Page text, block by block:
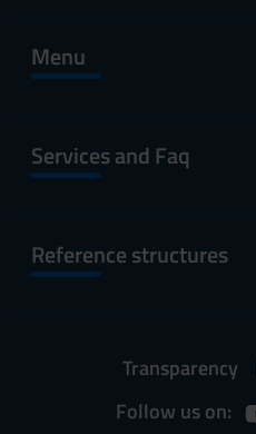
Menu
Services and Faq
Reference structures
Transparency
Follow us on: